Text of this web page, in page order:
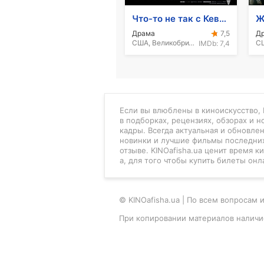
Что-то не так с Кевином
Драма
США, Великобритания, 2011
7,5
IMDb: 7,4
Если вы влюблены в киноискусство,
в подборках, рецензиях, обзорах и
кадры. Всегда актуальная и
новинки и лучшие фильмы
отзыве. KINOafisha.ua ценит время
а, для того чтобы купить билеты
© KINOafisha.ua | По всем
При копировании материалов